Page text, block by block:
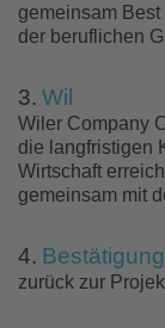
gemeinsam
der beruflichen
3. Wil
Wiler Company
die langfristigen
Wirtschaft
gemeinsam mit
4. Bestätigung
zurück zur